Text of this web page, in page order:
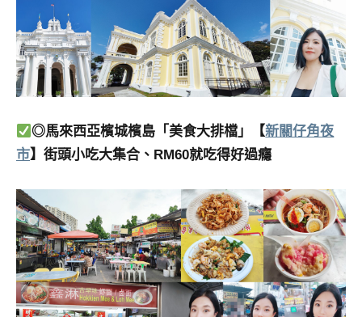
◎馬來西亞檳城檳島「美食大排檔」【新關仔角夜
市】街頭小吃大集合、RM60就吃得好過癮